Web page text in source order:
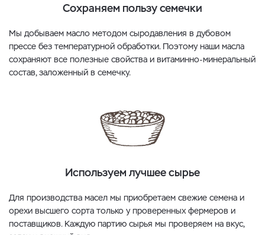
Сохраняем пользу семечки
Мы добываем масло методом сыродавления в дубовом
прессе без температурной обработки. Поэтому наши масла
сохраняют все полезные свойства и витаминно-минеральный
состав, заложенный в семечку.
Используем лучшее сырье
Для производства масел мы приобретаем свежие семена и
орехи высшего сорта только у проверенных фермеров и
поставщиков. Каждую партию сырья мы проверяем на вкус,